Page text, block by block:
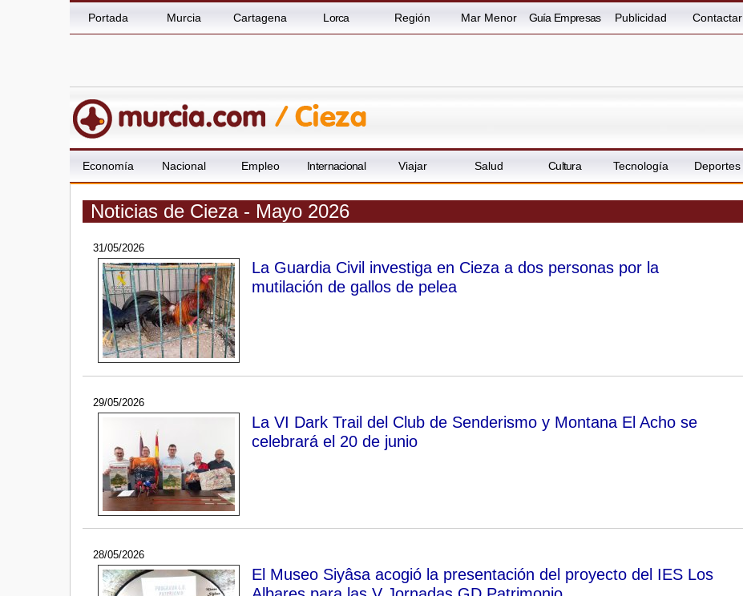
Portada Murcia Cartagena Lorca Región Mar Menor Guía Empresas Publicidad Contactar
Economía Nacional Empleo Internacional Viajar Salud Cultura Tecnología Deportes
Noticias de Cieza - Mayo 2026
31/05/2026
La Guardia Civil investiga en Cieza a dos personas por la
mutilación de gallos de pelea
29/05/2026
La VI Dark Trail del Club de Senderismo y Montana El Acho se
celebrará el 20 de junio
28/05/2026
El Museo Siyâsa acogió la presentación del proyecto del IES Los